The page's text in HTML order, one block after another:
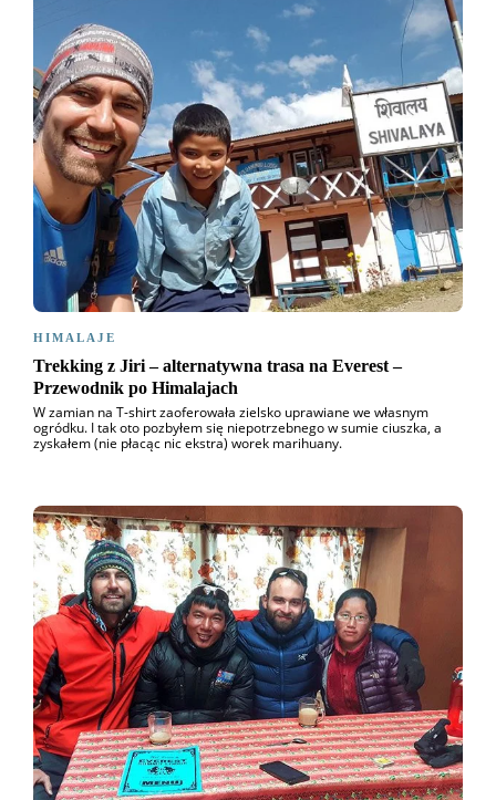
HIMALAJE
Trekking z Jiri – alternatywna trasa na Everest –
Przewodnik po Himalajach
W zamian na T-shirt zaoferowała zielsko uprawiane we własnym
ogródku. I tak oto pozbyłem się niepotrzebnego w sumie ciuszka, a
zyskałem (nie płacąc nic ekstra) worek marihuany.